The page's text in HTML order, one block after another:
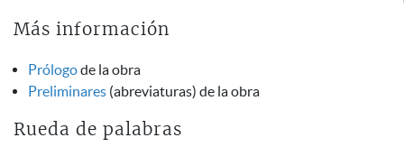
Más información
Prólogode la obra
Preliminares (abreviaturas) de la obra
Rueda de palabras